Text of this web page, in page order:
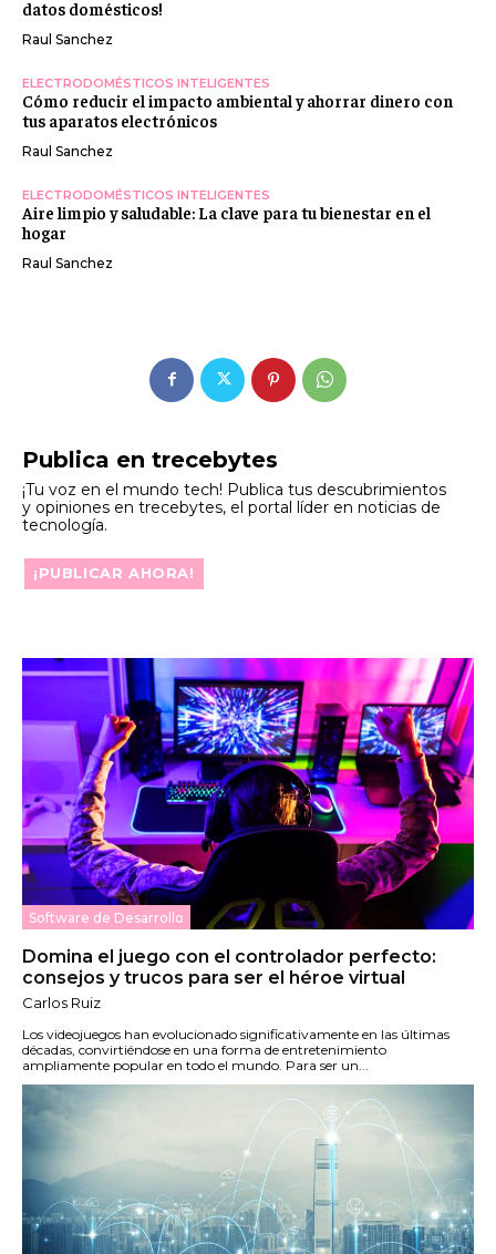
Publica en trecebytes
¡Tu voz en el mundo tech! Publica tus descubrimientos
y opiniones en trecebytes, el portal líder en noticias de
tecnología.
¡PUBLICAR AHORA!
Software de Desarrollo
Domina el juego con el controlador perfecto:
consejos y trucos para ser el héroe virtual
Carlos Ruiz
Los videojuegos han evolucionado significativamente en las últimas
décadas, convirtiéndose en una forma de entretenimiento
ampliamente popular en todo el mundo. Para ser un...
datos domésticos!
Raul Sanchez
ELECTRODOMÉSTICOS INTELIGENTES
Cómo reducir el impacto ambiental y ahorrar dinero con
tus aparatos electrónicos
Raul Sanchez
ELECTRODOMÉSTICOS INTELIGENTES
Aire limpio y saludable: La clave para tu bienestar en el
hogar
Raul Sanchez